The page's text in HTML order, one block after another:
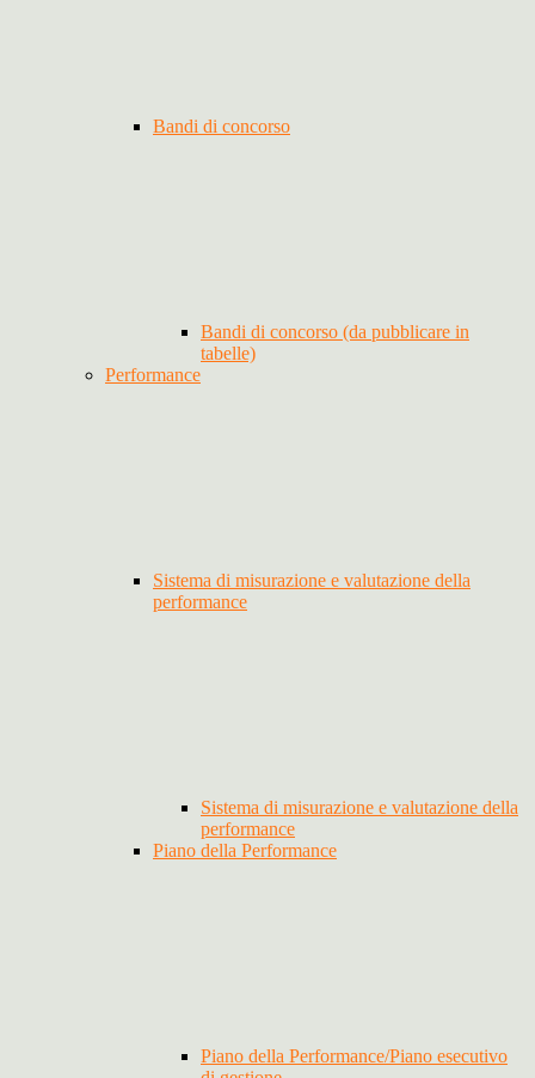
Bandi di concorso
Bandi di concorso (da pubblicare in
tabelle)
Performance
Sistema di misurazione e valutazione della
performance
Sistema di misurazione e valutazione della
performance
Piano della Performance
Piano della Performance/Piano esecutivo